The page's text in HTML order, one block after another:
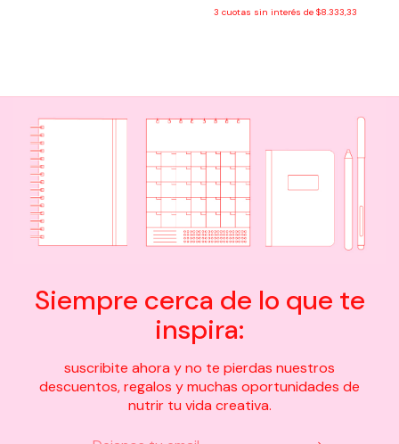
3 cuotas sin interés de $8.333,33
Siempre cerca de lo que te
inspira:
suscribite ahora y no te pierdas nuestros
descuentos, regalos y muchas oportunidades de
nutrir tu vida creativa.